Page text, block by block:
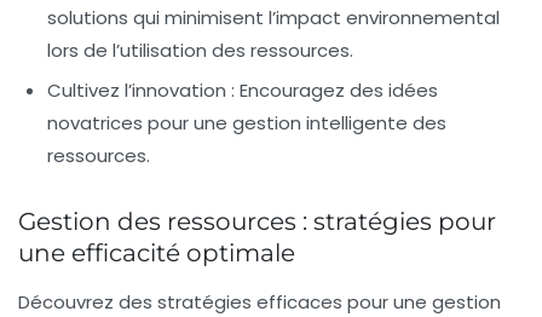
solutions qui minimisent l’impact environnemental
lors de l’utilisation des ressources.
Cultivez l’innovation : Encouragez des idées
novatrices pour une gestion intelligente des
ressources.
Gestion des ressources : stratégies pour
une efficacité optimale
Découvrez des stratégies efficaces pour une gestion